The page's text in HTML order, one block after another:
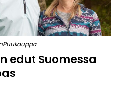
Puukauppa
edut Suomessa